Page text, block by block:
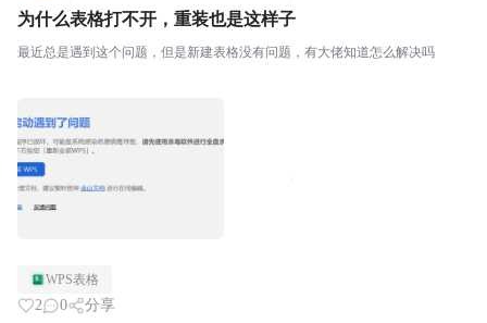
为什么表格打不开，重装也是这样子
最近总是遇到这个问题，但是新建表格没有问题，有大佬知道怎么解决吗
WPS表格
2 0 分享